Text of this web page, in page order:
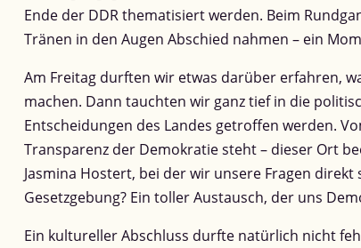
Ende der DDR thematisiert werden. Beim
Tränen in den Augen Abschied nahmen – ein
Am Freitag durften wir etwas darüber erfahren,
machen. Dann tauchten wir ganz tief in die
Entscheidungen des Landes getroffen werden.
Transparenz der Demokratie steht – dieser Ort
Jasmina Hostert, bei der wir unsere Fragen
Gesetzgebung? Ein toller Austausch, der uns
Ein kultureller Abschluss durfte natürlich nicht